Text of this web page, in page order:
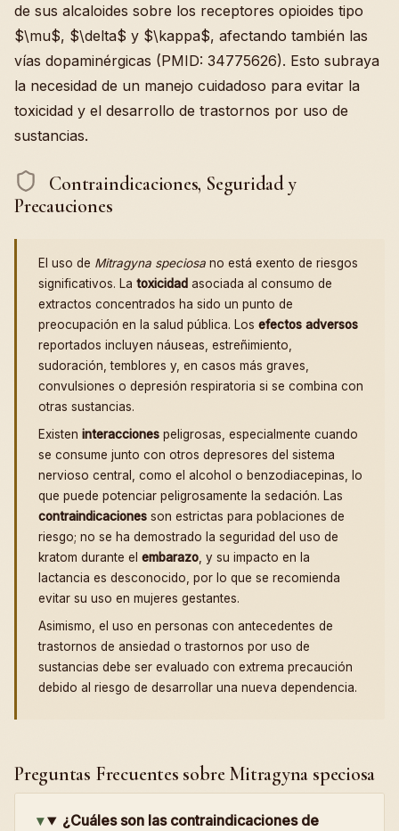
de sus alcaloides sobre los receptores opioides tipo
$\mu$, $\delta$ y $\kappa$, afectando también las
vías dopaminérgicas (PMID: 34775626). Esto subraya
la necesidad de un manejo cuidadoso para evitar la
toxicidad y el desarrollo de trastornos por uso de
sustancias.
Contraindicaciones, Seguridad y
Precauciones
El uso de Mitragyna speciosa no está exento de riesgos
significativos. La toxicidad asociada al consumo de
extractos concentrados ha sido un punto de
preocupación en la salud pública. Los efectos adversos
reportados incluyen náuseas, estreñimiento,
sudoración, temblores y, en casos más graves,
convulsiones o depresión respiratoria si se combina con
otras sustancias.
Existen interacciones peligrosas, especialmente cuando
se consume junto con otros depresores del sistema
nervioso central, como el alcohol o benzodiacepinas, lo
que puede potenciar peligrosamente la sedación. Las
contraindicaciones son estrictas para poblaciones de
riesgo; no se ha demostrado la seguridad del uso de
kratom durante el embarazo, y su impacto en la
lactancia es desconocido, por lo que se recomienda
evitar su uso en mujeres gestantes.
Asimismo, el uso en personas con antecedentes de
trastornos de ansiedad o trastornos por uso de
sustancias debe ser evaluado con extrema precaución
debido al riesgo de desarrollar una nueva dependencia.
Preguntas Frecuentes sobre Mitragyna speciosa
¿Cuáles son las contraindicaciones de